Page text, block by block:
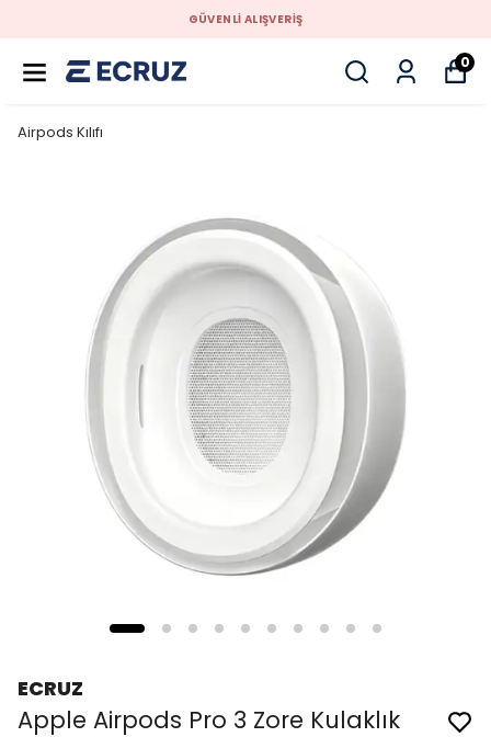
GÜVENLİ ALIŞVERİŞ
0
Airpods Kılıfı
ECRUZ
Apple Airpods Pro 3 Zore Kulaklık